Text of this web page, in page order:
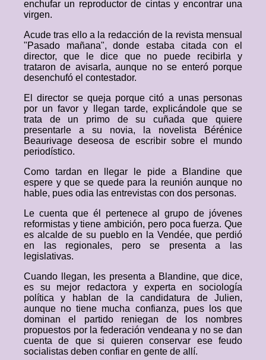
enchufar un reproductor de cintas y encontrar una
virgen.
Acude tras ello a la redacción de la revista mensual
"Pasado mañana", donde estaba citada con el
director, que le dice que no puede recibirla y
trataron de avisarla, aunque no se enteró porque
desenchufó el contestador.
El director se queja porque citó a unas personas
por un favor y llegan tarde, explicándole que se
trata de un primo de su cuñada que quiere
presentarle a su novia, la novelista Bérénice
Beaurivage deseosa de escribir sobre el mundo
periodístico.
Como tardan en llegar le pide a Blandine que
espere y que se quede para la reunión aunque no
hable, pues odia las entrevistas con dos personas.
Le cuenta que él pertenece al grupo de jóvenes
reformistas y tiene ambición, pero poca fuerza. Que
es alcalde de su pueblo en la Vendée, que perdió
en las regionales, pero se presenta a las
legislativas.
Cuando llegan, les presenta a Blandine, que dice,
es su mejor redactora y experta en sociología
política y hablan de la candidatura de Julien,
aunque no tiene mucha confianza, pues los que
dominan el partido reniegan de los nombres
propuestos por la federación vendeana y no se dan
cuenta de que si quieren conservar ese feudo
socialistas deben confiar en gente de allí.